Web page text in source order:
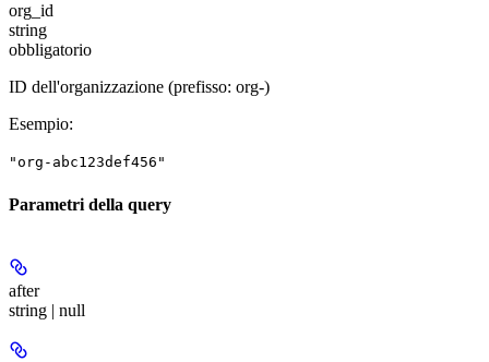
org_id
string
obbligatorio
ID dell'organizzazione (prefisso: org-)
Esempio:
"org-abc123def456"
Parametri della query
after
string | null